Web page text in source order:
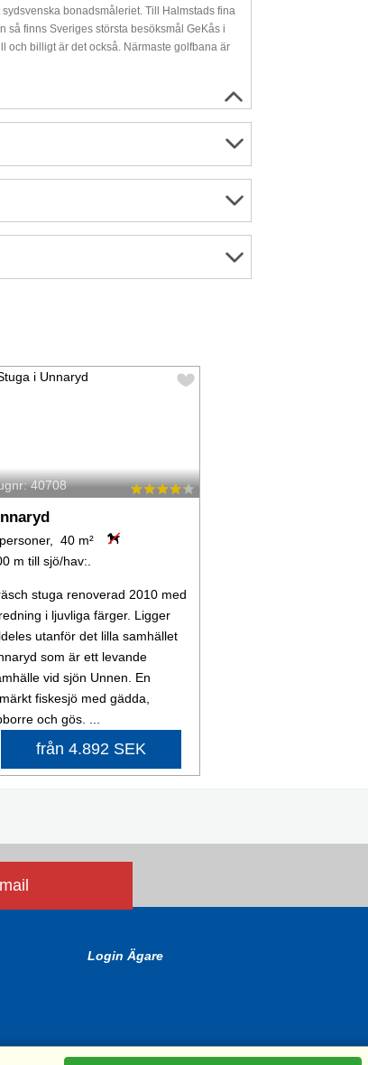
bonadsmåleriet. Till Halmstads fina
så finns Sveriges största besöksmål GeKås i
och billigt är det också. Närmaste golfbana är
40708
40 m²
m till sjö/hav:.
stuga renoverad 2010 med
i ljuvliga färger. Ligger
utanför det lilla samhället
som är ett levande
vid sjön Unnen. En
fiskesjö med gädda,
och gös. ...
från 4.892 SEK
Login Ägare